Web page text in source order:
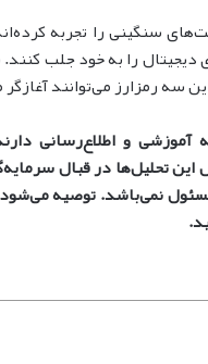
سنگینی را تجربه
سه رمزارز می‌توانند
آموزشی و اطلاع‌رسانی
تحلیل‌ها در قبال
نمی‌باشد. توصیه